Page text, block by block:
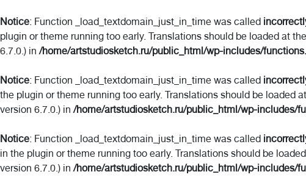
Notice: Function _load_textdomain_just_in_time was called
plugin or theme running too early. Translations should be loaded at the
6.7.0.) in/home/artstudiosketch.ru/public_html/wp-includes/
Notice: Function _load_textdomain_just_in_time was called
the plugin or theme running too early. Translations should be loaded
version 6.7.0.) in/home/artstudiosketch.ru/public_html/wp-includes/
Notice: Function _load_textdomain_just_in_time was called
in the plugin or theme running too early. Translations should be
version 6.7.0.) in/home/artstudiosketch.ru/public_html/wp-includes/